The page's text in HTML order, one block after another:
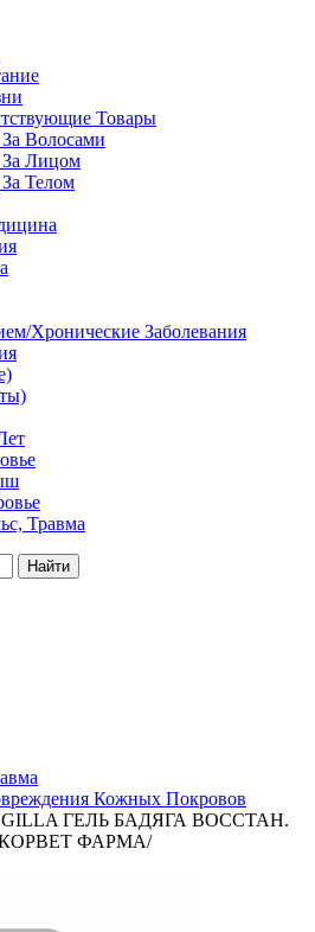
Товары
Волосами
За Лицом
Телом
Хронические Заболевания
Травма
Найти
Кожных Покровов
ГЕЛЬ БАДЯГА ВОССТАН.
ФАРМА/